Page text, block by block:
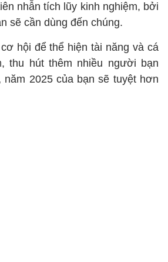
nhẫn tích lũy kinh nghiệm, bởi
sẽ cần dùng đến chúng.
hội để thể hiện tài năng và cá
thu hút thêm nhiều người bạn
năm 2025 của bạn sẽ tuyệt hơn